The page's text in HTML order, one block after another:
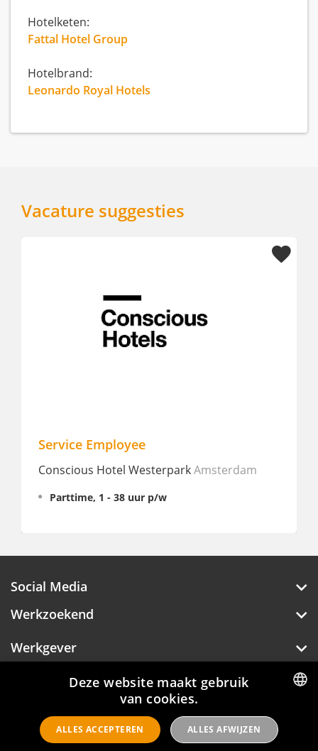
Hotelketen:
Fattal Hotel Group
Hotelbrand:
Leonardo Royal Hotels
Vacature suggesties
Employee
Hotel WesterparkAmsterdam
1 - 38 uur p/w
Werkgever
Over Hotelprofessionals
DUTCH
ENGLISH
Deze website maakt gebruik
van cookies.
ALLES ACCEPTEREN ALLES AFWIJZEN